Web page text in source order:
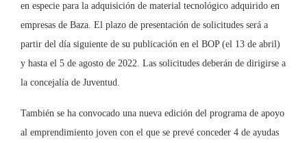
en especie para la adquisición de material tecnológico adquirido en
empresas de Baza. El plazo de presentación de solicitudes será a
partir del día siguiente de su publicación en el BOP (el 13 de abril)
y hasta el 5 de agosto de 2022. Las solicitudes deberán de dirigirse a
la concejalía de Juventud.
También se ha convocado una nueva edición del programa de apoyo
al emprendimiento joven con el que se prevé conceder 4 de ayudas